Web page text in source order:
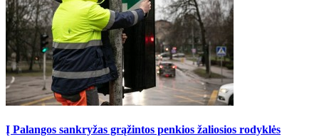
Į Palangos sankryžas grąžintos penkios žaliosios rodyklės